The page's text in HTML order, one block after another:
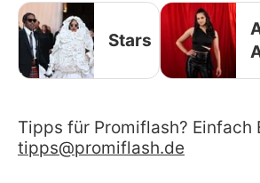
Stars
Tipps für Promiflash? Einfach
tipps@promiflash.de